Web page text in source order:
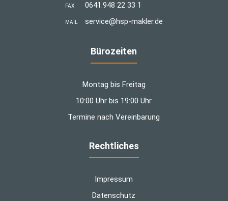
FAX 0641.948 22 33 1
MAIL ­service@hsp-makler.de
Bürozeiten
Montag bis Freitag
10:00 Uhr bis 19:00 Uhr
Termine nach Vereinbarung
Rechtliches
Impressum
Datenschutz